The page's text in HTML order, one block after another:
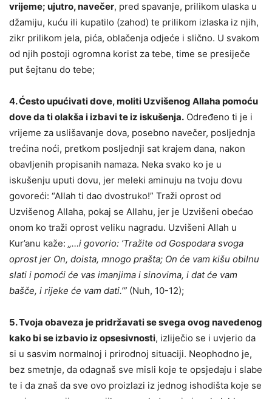
vrijeme; ujutro, navečer, pred spavanje, prilikom ulaska u
džamiju, kuću ili kupatilo (zahod) te prilikom izlaska iz njih,
zikr prilikom jela, pića, oblačenja odjeće i slično. U svakom
od njih postoji ogromna korist za tebe, time se presiječe
put šejtanu do tebe;
4. Ćesto upućivati dove, moliti Uzvišenog Allaha pomoću
dove da ti olakša i izbavi te iz iskušenja. Određeno ti je i
vrijeme za uslišavanje dova, posebno navečer, posljednja
trećina noći, pretkom posljednji sat krajem dana, nakon
obavljenih propisanih namaza. Neka svako ko je u
iskušenju uputi dovu, jer meleki aminuju na tvoju dovu
govoreći: “Allah ti dao dvostruko!” Traži oprost od
Uzvišenog Allaha, pokaj se Allahu, jer je Uzvišeni obećao
onom ko traži oprost veliku nagradu. Uzvišeni Allah u
Kur’anu kaže: „…i govorio: ’Tražite od Gospodara svoga
oprost jer On, doista, mnogo prašta; On će vam kišu obilnu
slati i pomoći će vas imanjima i sinovima, i dat će vam
bašče, i rijeke će vam dati.’” (Nuh, 10-12);
5. Tvoja obaveza je pridržavati se svega ovog navedenog
kako bi se izbavio iz opsesivnosti, izliječio se i uvjerio da
si u sasvim normalnoj i prirodnoj situaciji. Neophodno je,
bez smetnje, da odagnaš sve misli koje te opsjedaju i slabe
te i da znaš da sve ovo proizlazi iz jednog ishodišta koje se